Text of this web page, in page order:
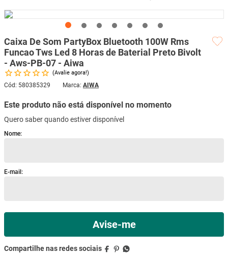
Caixa De Som PartyBox Bluetooth 100W Rms
Funcao Tws Led 8 Horas de Baterial Preto Bivolt
- Aws-PB-07 - Aiwa
Avalie agora!
Cód: 580385329 AIWA
Este produto não está disponível no momento
Quero saber quando estiver disponível
porta
6º vaso sanitário